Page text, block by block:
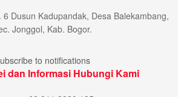
Dusun Kadupandak, Desa Balekambang,
Jonggol, Kab. Bogor.
to notifications
dan Informasi Hubungi Kami